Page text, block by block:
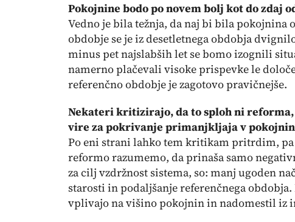
Pokojnine bodo po novem bolj kot do zdaj
Vedno je bila težnja, da naj bi bila pokojnina
obdobje se je iz desetletnega obdobja
minus pet najslabših let se bomo izognili
namerno plačevali visoke prispevke le
referenčno obdobje je zagotovo pravičnejše.
Nekateri kritizirajo, da to sploh ni
vire za pokrivanje primanjkljaja v
Po eni strani lahko tem kritikam pritrdim,
reformo razumemo, da prinaša samo
za cilj vzdržnost sistema, so: manj ugoden
starosti in podaljšanje referenčnega
vplivajo na višino pokojnin in nadomestil iz